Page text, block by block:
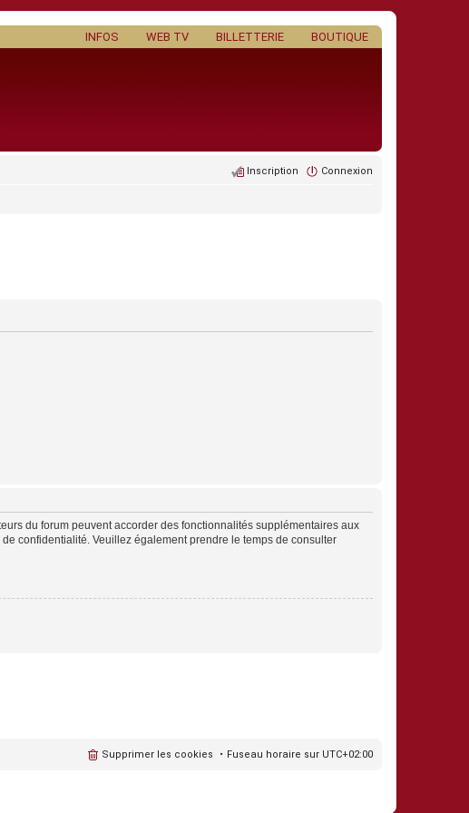
BOUTIQUE
BILLETTERIE
WEB TV
INFOS
Connexion
Inscription
du forum peuvent accorder des fonctionnalités supplémentaires aux
confidentialité. Veuillez également prendre le temps de consulter
Fuseau horaire sur UTC+02:00
Supprimer les cookies